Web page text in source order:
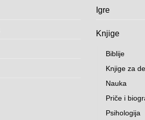
Igre
Knjige
Biblije
Knjige za
Nauka
Priče i
Psihologija